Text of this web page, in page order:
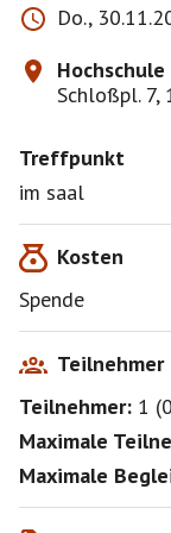
Do.,
Hochschule
Schloßpl. 7,
Treffpunkt
im saal
Kosten
Spende
Teilnehmer: 1 (
Maximale
Maximale